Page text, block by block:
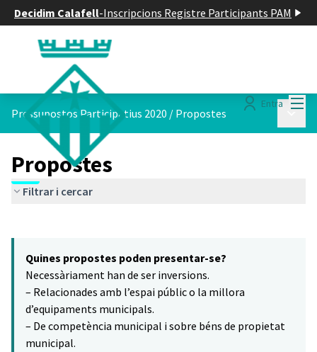
Decidim Calafell-Inscripcions Registre Participants PAM
Entra
Pressupostos Participatius 2020 / Propostes
Propostes
Filtrar i cercar
−
Quines propostes poden presentar-se?
Necessàriament han de ser inversions.
– Relacionades amb l’espai públic o la millora
d’equipaments municipals.
– De competència municipal i sobre béns de propietat
municipal.